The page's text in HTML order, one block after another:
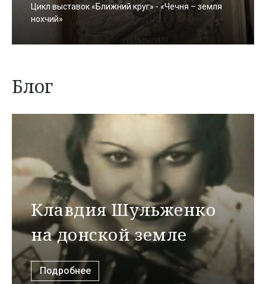
Цикл выставок «Ближний круг» - «Чечня – земля
нохчий»
Блог
Клавдия Шульженко
на донской земле
Подробнее